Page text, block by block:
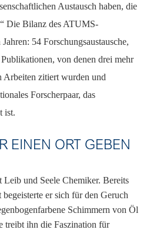
Austausch haben, die
Die Bilanz des ATUMS-
54 Forschungsaustausche,
von denen drei mehr
Arbeiten zitiert wurden und
Forscherpaar, das
ist.
EINEN ORT GEBEN
Leib und Seele Chemiker. Bereits
er sich für den Geruch
Schimmern von Öl
treibt ihn die Faszination für